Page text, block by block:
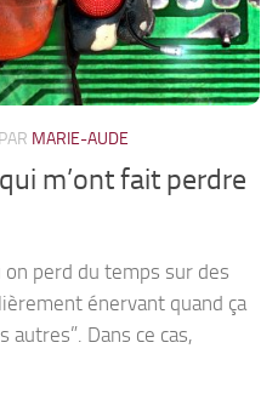
PAR MARIE-AUDE
m’ont fait perdre
perd du temps sur des
énervant quand ça
autres”. Dans ce cas,